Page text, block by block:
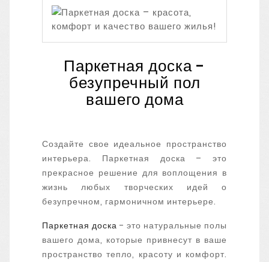
Паркетная доска -
безупречный пол
вашего дома
Создайте свое идеальное пространство
интерьера. Паркетная доска – это
прекрасное решение для воплощения в
жизнь любых творческих идей о
безупречном, гармоничном интерьере.
Паркетная доска - это натуральные полы
вашего дома, которые привнесут в ваше
пространство тепло, красоту и комфорт.